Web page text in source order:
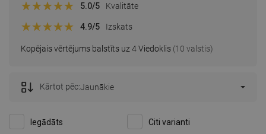
Kopējais vērtējums balstīts uz 4 Viedoklis (10 valstis)
5.0/5 Kvalitāte
4.9/5 Izskats
Iegādāts Citi varianti
Kārtot pēc:Jaunākie